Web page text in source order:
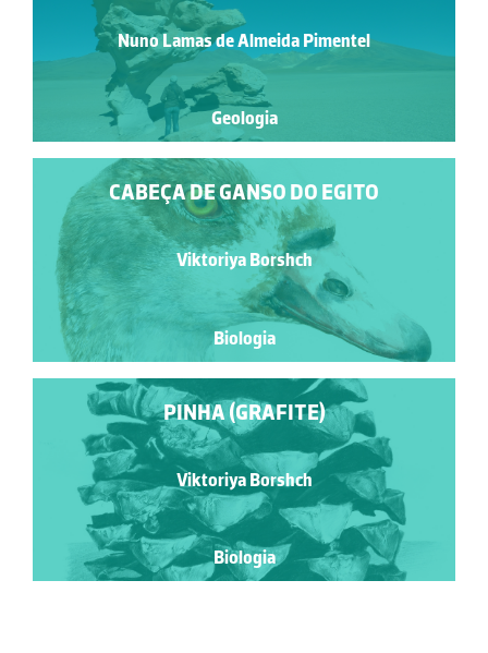
Nuno Lamas de Almeida Pimentel
Geologia
CABEÇA DE GANSO DO EGITO
Viktoriya Borshch
Biologia
PINHA (GRAFITE)
Viktoriya Borshch
Biologia